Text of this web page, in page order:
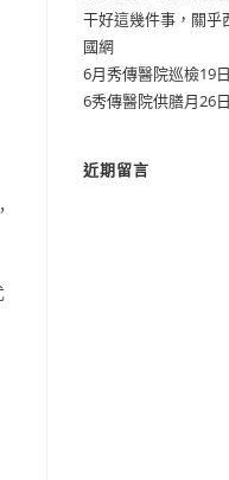
干好這幾件事，關乎
國網
6月秀傳醫院巡檢19
6秀傳醫院供膳月26
近期留言